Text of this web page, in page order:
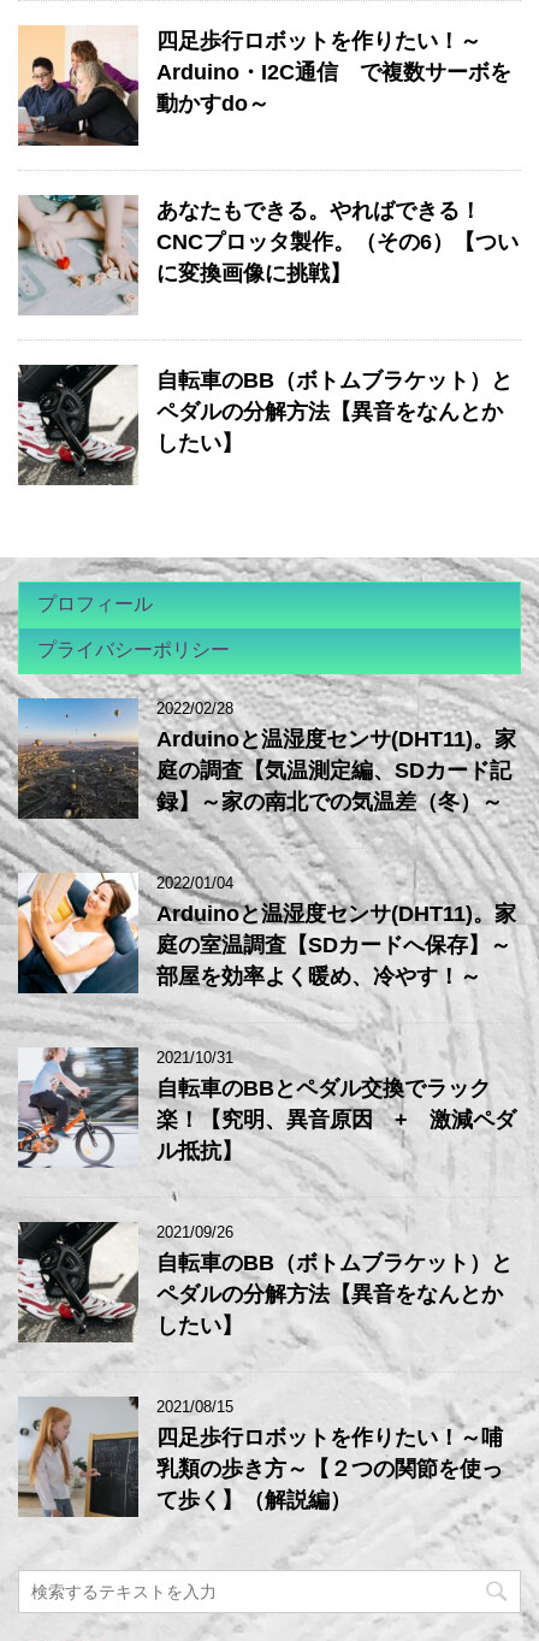
四足歩行ロボットを作りたい！～
Arduino・I2C通信 で複数サーボを
動かすdo～
あなたもできる。やればできる！
CNCプロッタ製作。（その6）【つい
に変換画像に挑戦】
自転車のBB（ボトムブラケット）と
ペダルの分解方法【異音をなんとか
したい】
プロフィール
プライバシーポリシー
2022/02/28
Arduinoと温湿度センサ(DHT11)。家
庭の調査【気温測定編、SDカード記
録】～家の南北での気温差（冬）～
2022/01/04
Arduinoと温湿度センサ(DHT11)。家
庭の室温調査【SDカードへ保存】～
部屋を効率よく暖め、冷やす！～
2021/10/31
自転車のBBとペダル交換でラック
楽！【究明、異音原因 + 激減ペダ
ル抵抗】
2021/09/26
自転車のBB（ボトムブラケット）と
ペダルの分解方法【異音をなんとか
したい】
2021/08/15
四足歩行ロボットを作りたい！～哺
乳類の歩き方～【２つの関節を使っ
て歩く】（解説編）